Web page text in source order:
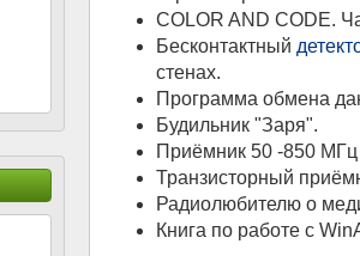
COLOR AND CODE.
Бесконтактный
стенах.
Программа обмена
Будильник "Заря".
Приёмник 50 -850 МГц
Транзисторный
Радиолюбителю о
Книга по работе с